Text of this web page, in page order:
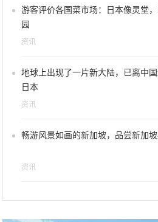
游客评价各国菜市场：日本像灵堂
园
资讯
地球上出现了一片新大陆，已离中
日本
资讯
畅游风景如画的新加坡，品尝新加
资讯